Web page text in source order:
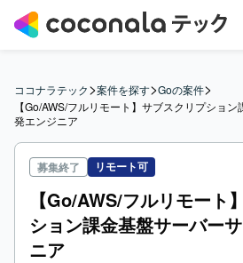
ココナラテック>案件を探す>Goの案件>
【Go/AWS/フルリモート】サブスクリプショ
発エンジニア
募集終了 リモート可
【Go/AWS/フルリモート
ション課金基盤サーバー
ニア